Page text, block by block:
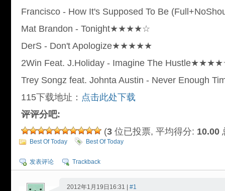
Francisco - How It's Supposed To Be
Mat Brandon - Tonight★★★★☆
DerS - Don't Apologize★★★★★
2Win Feat. J.Holiday - Imagine The
Trey Songz feat. Johnta Austin - Never Enough
115下载地址： 点击此处下载
评评分吧:
(3 位已投票, 平均得分: 10.00
Best Of Today Best Of Today
发表评论 Trackback
2012年1月19日16:31 | #1